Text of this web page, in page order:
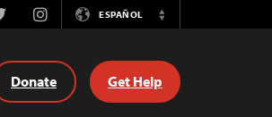
InstagramESPAÑOL
Switch
Donate Get Help